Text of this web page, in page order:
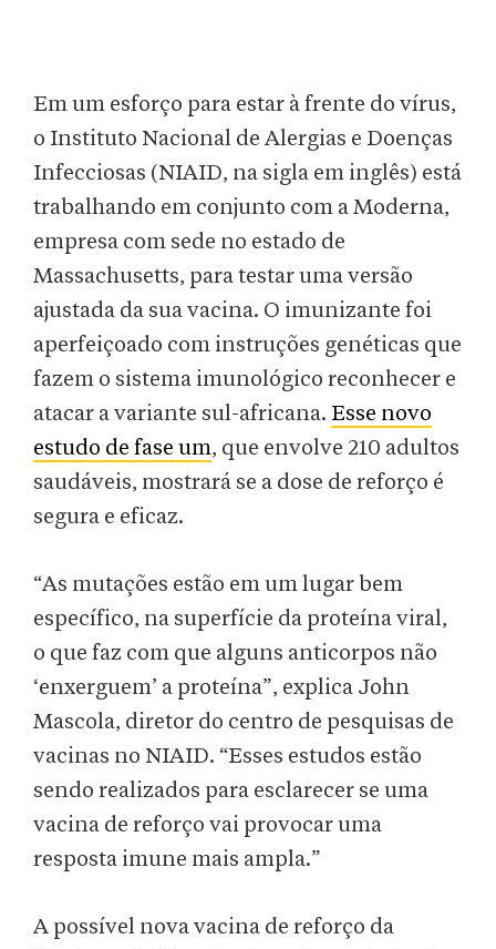
Em um esforço para estar à frente do vírus,
o Instituto Nacional de Alergias e Doenças
Infecciosas (NIAID, na sigla em inglês) está
trabalhando em conjunto com a Moderna,
empresa com sede no estado de
Massachusetts, para testar uma versão
ajustada da sua vacina. O imunizante foi
aperfeiçoado com instruções genéticas que
fazem o sistema imunológico reconhecer e
atacar a variante sul-africana. Esse novo
estudo de fase um, que envolve 210 adultos
saudáveis, mostrará se a dose de reforço é
segura e eficaz.
“As mutações estão em um lugar bem
específico, na superfície da proteína viral,
o que faz com que alguns anticorpos não
‘enxerguem’ a proteína”, explica John
Mascola, diretor do centro de pesquisas de
vacinas no NIAID. “Esses estudos estão
sendo realizados para esclarecer se uma
vacina de reforço vai provocar uma
resposta imune mais ampla.”
A possível nova vacina de reforço da